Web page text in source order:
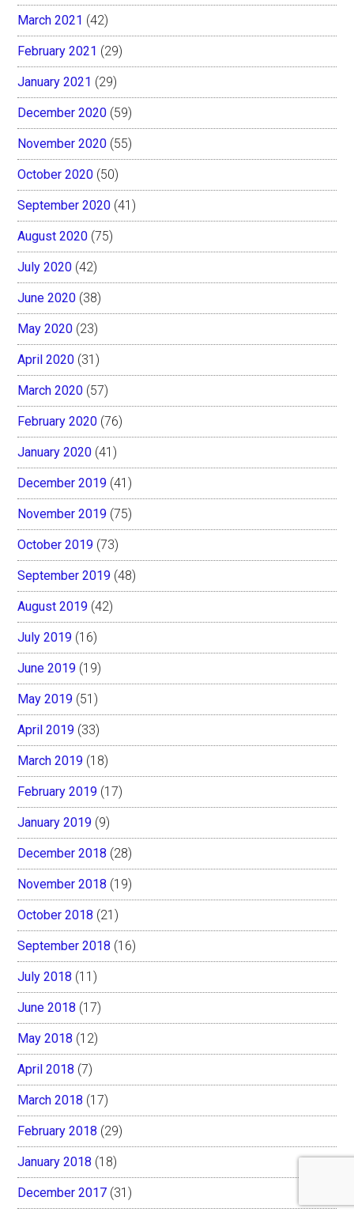
March 2021 (42)
February 2021 (29)
January 2021 (29)
December 2020 (59)
November 2020 (55)
October 2020 (50)
September 2020 (41)
August 2020 (75)
July 2020 (42)
June 2020 (38)
May 2020 (23)
April 2020 (31)
March 2020 (57)
February 2020 (76)
January 2020 (41)
December 2019 (41)
November 2019 (75)
October 2019 (73)
September 2019 (48)
August 2019 (42)
July 2019 (16)
June 2019 (19)
May 2019 (51)
April 2019 (33)
March 2019 (18)
February 2019 (17)
January 2019 (9)
December 2018 (28)
November 2018 (19)
October 2018 (21)
September 2018 (16)
July 2018 (11)
June 2018 (17)
May 2018 (12)
April 2018 (7)
March 2018 (17)
February 2018 (29)
January 2018 (18)
December 2017 (31)